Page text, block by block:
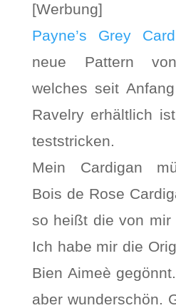
[Werbung]
Payne’s Grey
neue Pattern
welches seit
Ravelry erhältlich
teststricken.
Mein Cardigan
Bois de Rose
so heißt die von mir
Ich habe mir die
Bien Aimeè
aber wunderschön.